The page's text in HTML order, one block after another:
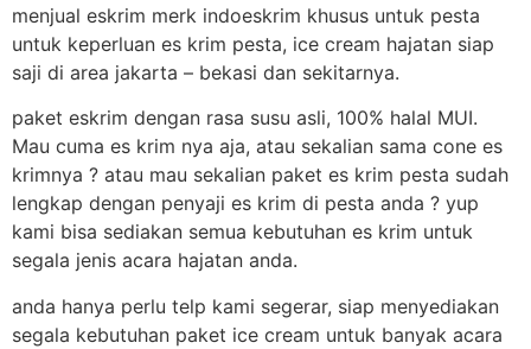
menjual eskrim merk indoeskrim khusus untuk pesta
untuk keperluan es krim pesta, ice cream hajatan siap
saji di area jakarta – bekasi dan sekitarnya.
paket eskrim dengan rasa susu asli, 100% halal MUI.
Mau cuma es krim nya aja, atau sekalian sama cone es
krimnya ? atau mau sekalian paket es krim pesta sudah
lengkap dengan penyaji es krim di pesta anda ? yup
kami bisa sediakan semua kebutuhan es krim untuk
segala jenis acara hajatan anda.
anda hanya perlu telp kami segerar, siap menyediakan
segala kebutuhan paket ice cream untuk banyak acara